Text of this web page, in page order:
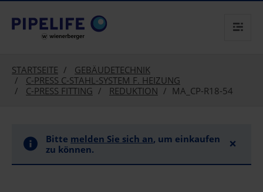
text.skipToContent
text.skipToNavigation
STARTSEITE
GEBÄUDETECHNIK
C-PRESS C-STAHL-SYSTEM F. HEIZUNG
C-PRESS FITTING
REDUKTION MA_CP-R18-54
Bitte melden Sie sich an, um einkaufen
zu können.
×